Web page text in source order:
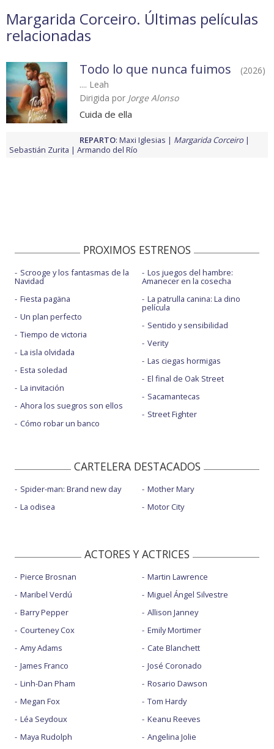
Margarida Corceiro. Últimas películas
relacionadas
Todo lo que nunca fuimos
(2026)
.... Leah
Dirigida por Jorge Alonso
Cuida de ella
REPARTO: Maxi Iglesias
Margarida Corceiro
Sebastián Zurita
Armando del Río
PROXIMOS ESTRENOS
Scrooge y los fantasmas de la
Navidad
Fiesta pagäna
Un plan perfecto
Tiempo de victoria
La isla olvidada
Esta soledad
La invitación
Ahora los suegros son ellos
Cómo robar un banco
Los juegos del hambre:
Amanecer en la cosecha
La patrulla canina: La dino
película
Sentido y sensibilidad
Verity
Las ciegas hormigas
El final de Oak Street
Sacamantecas
Street Fighter
CARTELERA DESTACADOS
Spider-man: Brand new day
La odisea
Mother Mary
Motor City
ACTORES Y ACTRICES
Pierce Brosnan
Maribel Verdú
Barry Pepper
Courteney Cox
Amy Adams
James Franco
Linh-Dan Pham
Megan Fox
Léa Seydoux
Maya Rudolph
Martin Lawrence
Miguel Ángel Silvestre
Allison Janney
Emily Mortimer
Cate Blanchett
José Coronado
Rosario Dawson
Tom Hardy
Keanu Reeves
Angelina Jolie